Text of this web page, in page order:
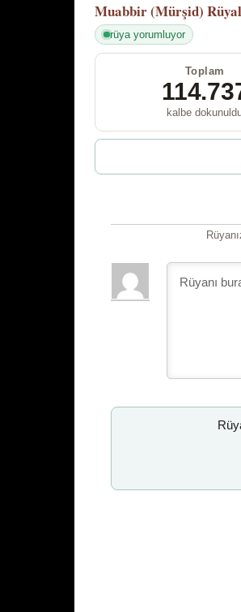
Muabbir (Mürşid)
rüya yorumluyor
Toplam
kalbe